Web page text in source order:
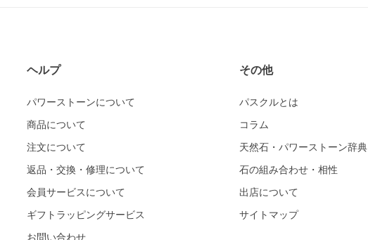
ヘルプ
パワーストーンについて
商品について
注文について
返品・交換・修理について
会員サービスについて
ギフトラッピングサービス
お問い合わせ
その他
パスクルとは
コラム
天然石・パワーストーン辞典
石の組み合わせ・相性
出店について
サイトマップ